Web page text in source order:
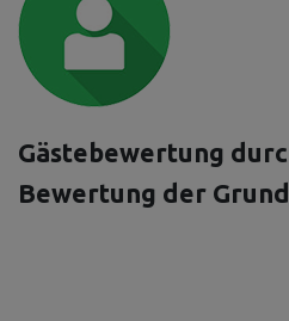
Gästebewertung
Bewertung der